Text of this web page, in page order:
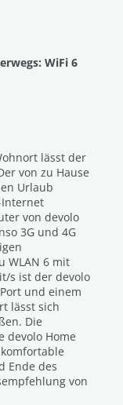
WiFi 6
lässt der
von zu Hause
Urlaub
Internet
von devolo
3G und 4G
WLAN 6 mit
s ist der devolo
und einem
lässt sich
Die
devolo Home
Ende des
von